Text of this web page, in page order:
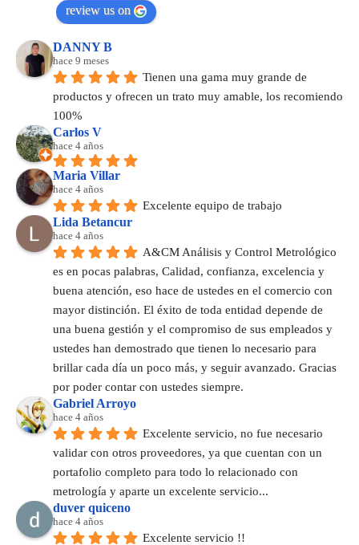
review us on
DANNY B
hace 9 meses
Tienen una gama muy grande de
productos y ofrecen un trato muy amable, los recomiendo
100%
Carlos V
hace 4 años
Maria Villar
hace 4 años
Excelente equipo de trabajo
Lida Betancur
hace 4 años
A&CM Análisis y Control Metrológico
es en pocas palabras, Calidad, confianza, excelencia y
buena atención, eso hace de ustedes en el comercio con
mayor distinción. El éxito de toda entidad depende de
una buena gestión y el compromiso de sus empleados y
ustedes han demostrado que tienen lo necesario para
brillar cada día un poco más, y seguir avanzado. Gracias
por poder contar con ustedes siempre.
Gabriel Arroyo
hace 4 años
Excelente servicio, no fue necesario
validar con otros proveedores, ya que cuentan con un
portafolio completo para todo lo relacionado con
metrología y aparte un excelente servicio...
duver quiceno
hace 4 años
Excelente servicio !!